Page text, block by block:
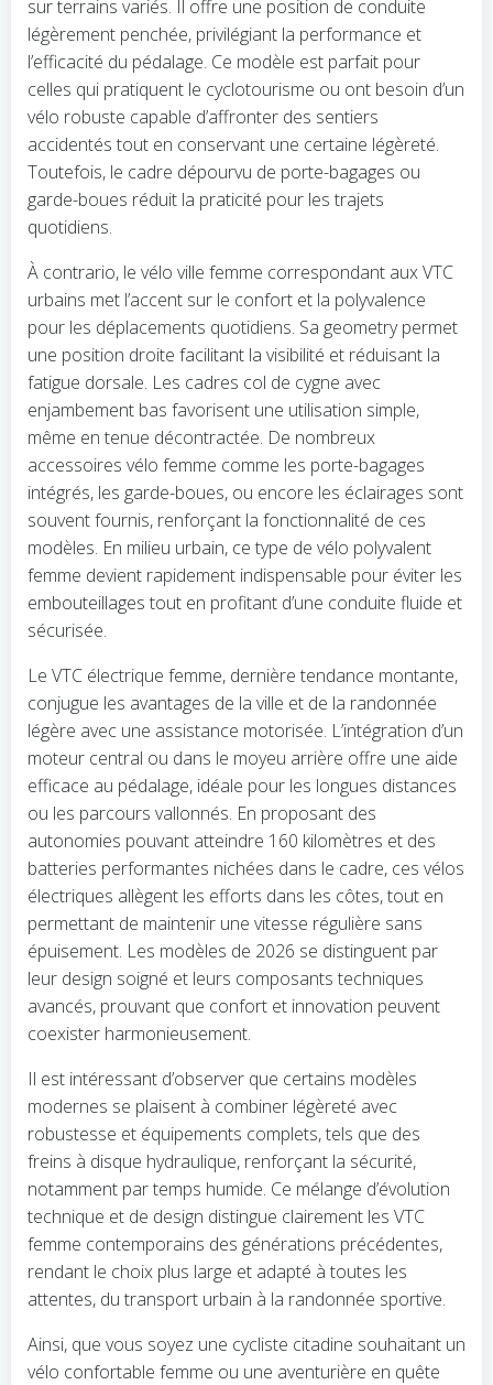
sur terrains variés. Il offre une position de conduite
légèrement penchée, privilégiant la performance et
l’efficacité du pédalage. Ce modèle est parfait pour
celles qui pratiquent le cyclotourisme ou ont besoin d’un
vélo robuste capable d’affronter des sentiers
accidentés tout en conservant une certaine légèreté.
Toutefois, le cadre dépourvu de porte-bagages ou
garde-boues réduit la praticité pour les trajets
quotidiens.
À contrario, le vélo ville femme correspondant aux VTC
urbains met l’accent sur le confort et la polyvalence
pour les déplacements quotidiens. Sa geometry permet
une position droite facilitant la visibilité et réduisant la
fatigue dorsale. Les cadres col de cygne avec
enjambement bas favorisent une utilisation simple,
même en tenue décontractée. De nombreux
accessoires vélo femme comme les porte-bagages
intégrés, les garde-boues, ou encore les éclairages sont
souvent fournis, renforçant la fonctionnalité de ces
modèles. En milieu urbain, ce type de vélo polyvalent
femme devient rapidement indispensable pour éviter les
embouteillages tout en profitant d’une conduite fluide et
sécurisée.
Le VTC électrique femme, dernière tendance montante,
conjugue les avantages de la ville et de la randonnée
légère avec une assistance motorisée. L’intégration d’un
moteur central ou dans le moyeu arrière offre une aide
efficace au pédalage, idéale pour les longues distances
ou les parcours vallonnés. En proposant des
autonomies pouvant atteindre 160 kilomètres et des
batteries performantes nichées dans le cadre, ces vélos
électriques allègent les efforts dans les côtes, tout en
permettant de maintenir une vitesse régulière sans
épuisement. Les modèles de 2026 se distinguent par
leur design soigné et leurs composants techniques
avancés, prouvant que confort et innovation peuvent
coexister harmonieusement.
Il est intéressant d’observer que certains modèles
modernes se plaisent à combiner légèreté avec
robustesse et équipements complets, tels que des
freins à disque hydraulique, renforçant la sécurité,
notamment par temps humide. Ce mélange d’évolution
technique et de design distingue clairement les VTC
femme contemporains des générations précédentes,
rendant le choix plus large et adapté à toutes les
attentes, du transport urbain à la randonnée sportive.
Ainsi, que vous soyez une cycliste citadine souhaitant un
vélo confortable femme ou une aventurière en quête